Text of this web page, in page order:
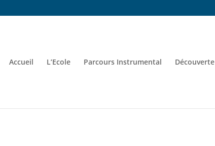
Accueil L’Ecole Parcours Instrumental Découverte